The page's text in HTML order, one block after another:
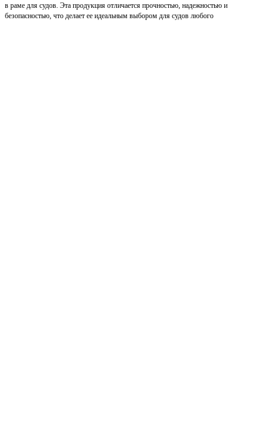
в раме для судов. Эта продукция отличается прочностью, надежностью и
безопасностью, что делает ее идеальным выбором для судов любого